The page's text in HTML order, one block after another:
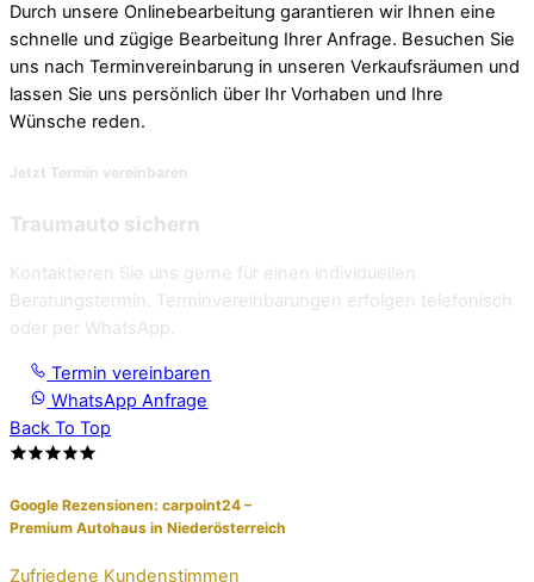
Durch unsere Onlinebearbeitung garantieren wir Ihnen eine
schnelle und zügige Bearbeitung Ihrer Anfrage. Besuchen Sie
uns nach Terminvereinbarung in unseren Verkaufsräumen und
lassen Sie uns persönlich über Ihr Vorhaben und Ihre
Wünsche reden.
Jetzt Termin vereinbaren
Traumauto sichern
Kontaktieren Sie uns gerne für einen individuellen
Beratungstermin. Terminvereinbarungen erfolgen telefonisch
oder per WhatsApp.
Termin vereinbaren
WhatsApp Anfrage
Back To Top
Google Rezensionen: carpoint24 –
Premium Autohaus in Niederösterreich
Zufriedene Kundenstimmen